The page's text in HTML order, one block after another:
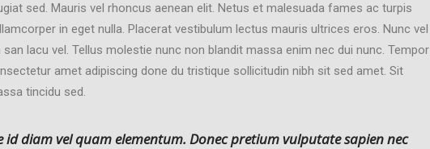
sed. Mauris vel rhoncus aenean elit. Netus et malesuada fames ac turpis
in eget nulla. Placerat vestibulum lectus mauris ultrices eros. Nunc vel
lacu vel. Tellus molestie nunc non blandit massa enim nec dui nunc. Tempor
amet adipiscing done du tristique sollicitudin nibh sit sed amet. Sit
tincidu sed.
id diam vel quam elementum. Donec pretium vulputate sapien nec